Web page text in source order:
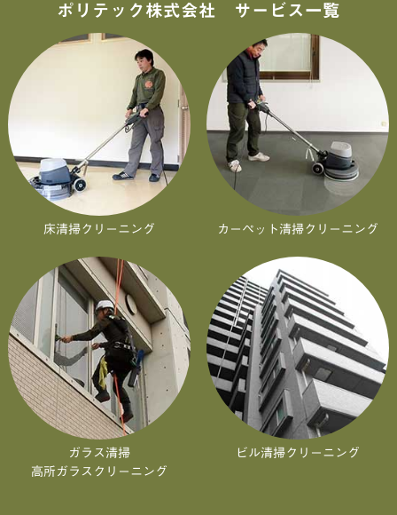
ポリテック株式会社 サービス一覧
床清掃クリーニング カーペット清掃クリーニング
ガラス清掃
高所ガラスクリーニング
ビル清掃クリーニング